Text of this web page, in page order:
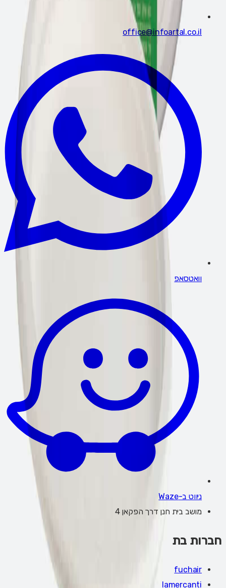
office@infoartal.co.il
וואטסאפ
ניווט ב-Waze
מושב בית חנן דרך הפקאן 4
חברות בת
fuchair
lamercanti